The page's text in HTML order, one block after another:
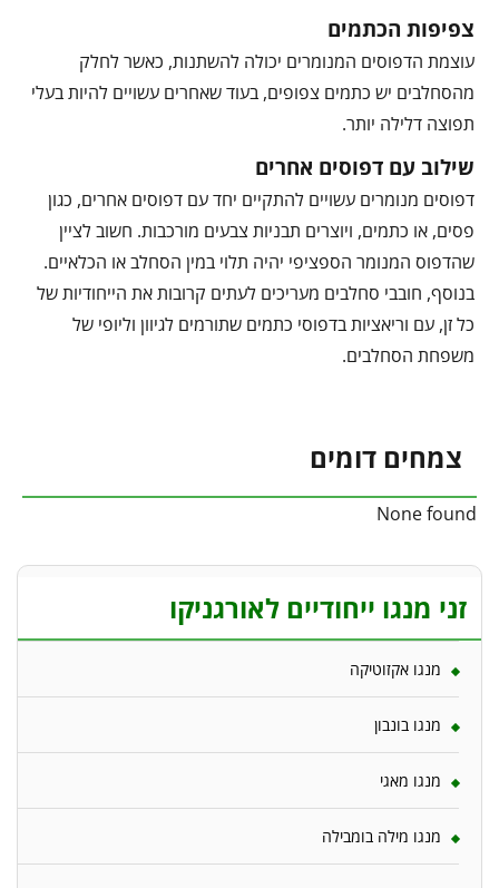
צפיפות הכתמים
עוצמת הדפוסים המנומרים יכולה להשתנות, כאשר לחלק
מהסחלבים יש כתמים צפופים, בעוד שאחרים עשויים להיות בעלי
תפוצה דלילה יותר.
שילוב עם דפוסים אחרים
דפוסים מנומרים עשויים להתקיים יחד עם דפוסים אחרים, כגון
פסים, או כתמים, ויוצרים תבניות צבעים מורכבות. חשוב לציין
שהדפוס המנומר הספציפי יהיה תלוי במין הסחלב או הכלאיים.
בנוסף, חובבי סחלבים מעריכים לעתים קרובות את הייחודיות של
כל זן, עם וריאציות בדפוסי כתמים שתורמים לגיוון וליופי של
משפחת הסחלבים.
צמחים דומים
None found
זני מנגו ייחודיים לאורגניקו
מנגו אקזוטיקה
מנגו בונבון
מנגו מאגי
מנגו מילה בומבילה